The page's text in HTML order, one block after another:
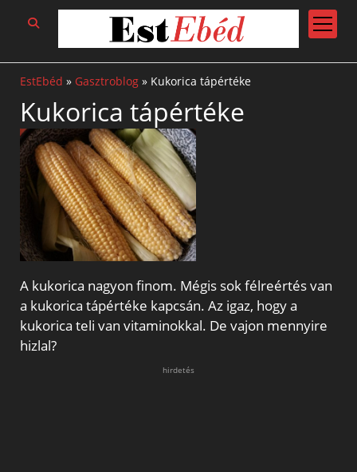
open
menu
EstEbéd » Gasztroblog» Kukorica tápértéke
Kukorica tápértéke
A kukorica nagyon finom. Mégis sok félreértés van
a kukorica tápértéke kapcsán. Az igaz, hogy a
kukorica teli van vitaminokkal. De vajon mennyire
hizlal?
hirdetés